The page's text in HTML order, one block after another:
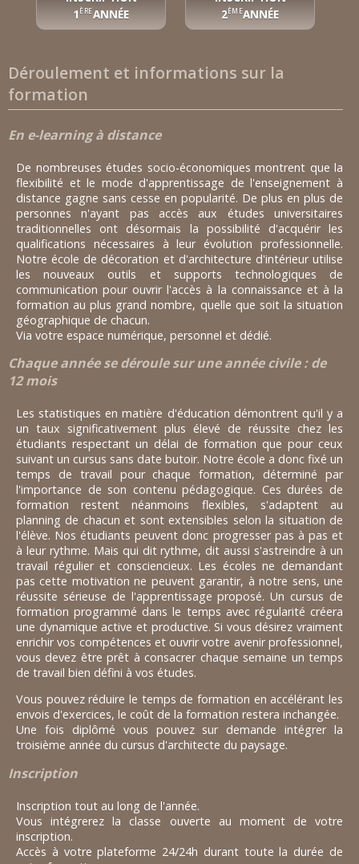
1 ÈREANNÉE
2ÈMEANNÉE
Déroulement et informations sur la
formation
En e-learning à distance
De nombreuses études socio-économiques montrent que la
flexibilité et le mode d'apprentissage de l'enseignement à
distance gagne sans cesse en popularité. De plus en plus de
personnes n'ayant pas accès aux études universitaires
traditionnelles ont désormais la possibilité d'acquérir les
qualifications nécessaires à leur évolution professionnelle.
Notre école de décoration et d'architecture d'intérieur utilise
les nouveaux outils et supports technologiques de
communication pour ouvrir l'accès à la connaissance et à la
formation au plus grand nombre, quelle que soit la situation
géographique de chacun.
Via votre espace numérique, personnel et dédié.
Chaque année se déroule sur une année civile : de
12 mois
Les statistiques en matière d'éducation démontrent qu'il y a
un taux significativement plus élevé de réussite chez les
étudiants respectant un délai de formation que pour ceux
suivant un cursus sans date butoir. Notre école a donc fixé un
temps de travail pour chaque formation, déterminé par
l'importance de son contenu pédagogique. Ces durées de
formation restent néanmoins flexibles, s'adaptent au
planning de chacun et sont extensibles selon la situation de
l'élève. Nos étudiants peuvent donc progresser pas à pas et
à leur rythme. Mais qui dit rythme, dit aussi s'astreindre à un
travail régulier et consciencieux. Les écoles ne demandant
pas cette motivation ne peuvent garantir, à notre sens, une
réussite sérieuse de l'apprentissage proposé. Un cursus de
formation programmé dans le temps avec régularité créera
une dynamique active et productive. Si vous désirez vraiment
enrichir vos compétences et ouvrir votre avenir professionnel,
vous devez être prêt à consacrer chaque semaine un temps
de travail bien défini à vos études.
Vous pouvez réduire le temps de formation en accélérant les
envois d'exercices, le coût de la formation restera inchangée.
Une fois diplômé vous pouvez sur demande intégrer la
troisième année du cursus d'architecte du paysage.
Inscription
Inscription tout au long de l'année.
Vous intégrerez la classe ouverte au moment de votre
inscription.
Accès à votre plateforme 24/24h durant toute la durée de